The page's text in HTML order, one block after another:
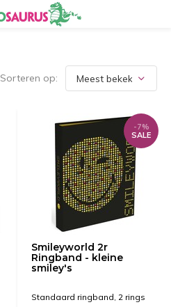
Sorteren op:
Smileyworld 2r
Ringband - kleine
smiley's
-7%
SALE
Standaard ringband, 2 rings